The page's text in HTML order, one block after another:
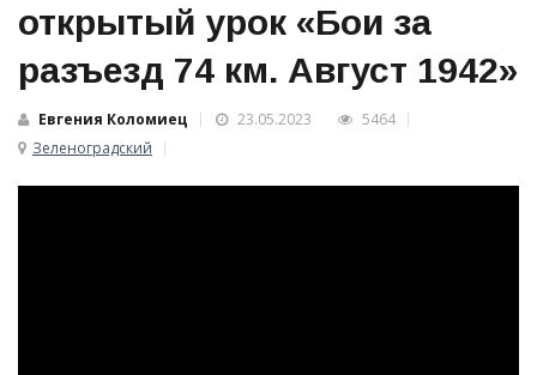
открытый урок «Бои за
разъезд 74 км. Август 1942»
Евгения Коломиец 23.05.2023
5464
Зеленоградский